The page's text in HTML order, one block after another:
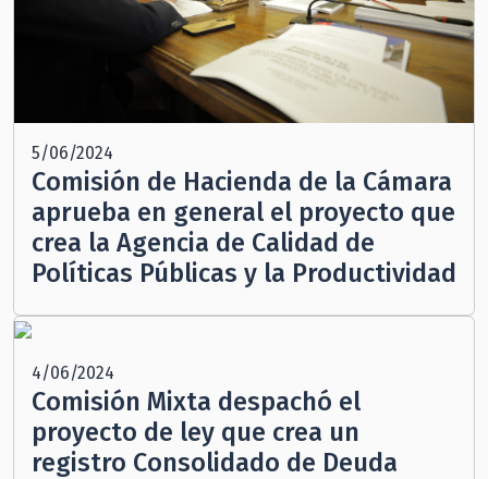
5/06/2024
Comisión de Hacienda de la Cámara
aprueba en general el proyecto que
crea la Agencia de Calidad de
Políticas Públicas y la Productividad
4/06/2024
Comisión Mixta despachó el
proyecto de ley que crea un
registro Consolidado de Deuda